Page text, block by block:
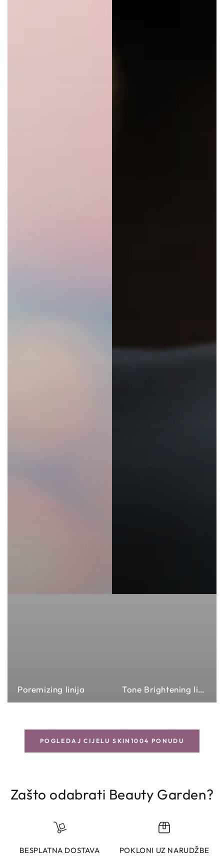
Poremizing linija Tone Brightening linija
POGLEDAJ CIJELU SKIN1004 PONUDU
Zašto odabrati Beauty Garden?
BESPLATNA DOSTAVA
POKLONI UZ NARUDŽBE